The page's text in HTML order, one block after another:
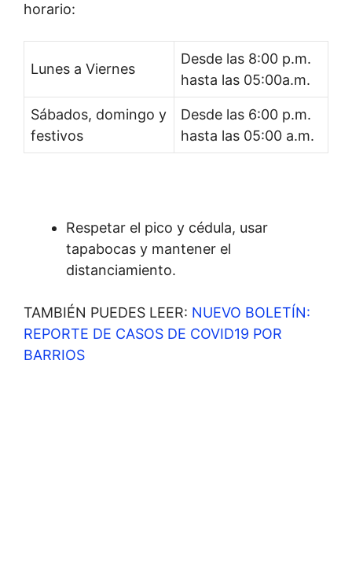
horario:
Lunes a Viernes
Desde las 8:00 p.m.
hasta las 05:00a.m.
Sábados, domingo y
festivos
Desde las 6:00 p.m.
hasta las 05:00 a.m.
Respetar el pico y cédula, usar
tapabocas y mantener el
distanciamiento.
TAMBIÉN PUEDES LEER: NUEVO BOLETÍN:
REPORTE DE CASOS DE COVID19 POR
BARRIOS